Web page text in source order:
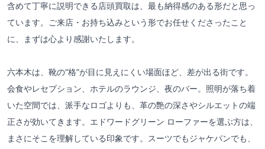
含めて丁寧に説明できる店頭買取は、最も納得感のある形だと思っ
ています。ご来店・お持ち込みという形でお任せくださったこと
に、まずは心より感謝いたします。
六本木は、靴の“格”が目に見えにくい場面ほど、差が出る街です。
会食やレセプション、ホテルのラウンジ、夜のバー。照明が落ち着
いた空間では、派手なロゴよりも、革の艶の深さやシルエットの端
正さが効いてきます。エドワードグリーン ローファーを選ぶ方は、
まさにそこを理解している印象です。スーツでもジャケパンでも、